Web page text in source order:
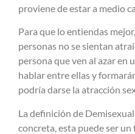
proviene de estar a medio
Para que lo entiendas
personas no se sientan
persona que ven al azar en
hablar entre ellas y
podría darse la atracción
La definición de
concreta, esta puede ser